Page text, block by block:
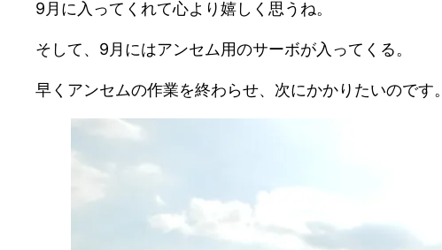
9月に入ってくれて心より嬉しく思うね。
そして、9月にはアンセム用のサーボが入ってくる。
早くアンセムの作業を終わらせ、次にかかりたいのです。